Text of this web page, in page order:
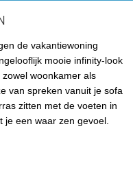
de vakantiewoning
mooie infinity-look
woonkamer als
van spreken vanuit je sofa
zitten met de voeten in
je een waar zen gevoel.